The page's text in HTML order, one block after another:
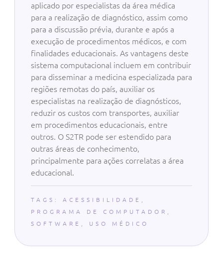
aplicado por especialistas da área médica
para a realização de diagnóstico, assim como
para a discussão prévia, durante e após a
execução de procedimentos médicos, e com
finalidades educacionais. As vantagens deste
sistema computacional incluem em contribuir
para disseminar a medicina especializada para
regiões remotas do país, auxiliar os
especialistas na realização de diagnósticos,
reduzir os custos com transportes, auxiliar
em procedimentos educacionais, entre
outros. O S2TR pode ser estendido para
outras áreas de conhecimento,
principalmente para ações correlatas a área
educacional.
TAGS: ACESSIBILIDADE
PROGRAMA DE COMPUTADOR
SOFTWARE
USO MÉDICO